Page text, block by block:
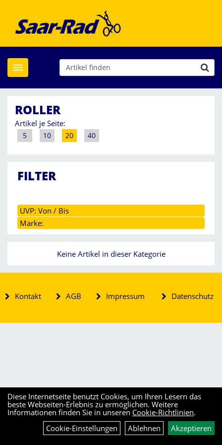
Toggle navigation
ROLLER
Artikel je Seite:
5 10 20 40
FILTER
UVP: Von / Bis
Marke:
Keine Artikel in dieser Kategorie
Kontakt AGB Impressum Datenschutz
Diese Internetseite benutzt Cookies, um Ihren Lesern das
beste Webseiten-Erlebnis zu ermöglichen. Weitere
Informationen finden Sie in unseren Cookie-Richtlinien.
Cookie-Einstellungen
Ablehnen Akzeptieren